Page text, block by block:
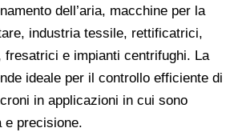
dell’aria, macchine per la
industria tessile, rettificatrici,
fresatrici e impianti centrifughi. La
ideale per il controllo efficiente di
in applicazioni in cui sono
e precisione.